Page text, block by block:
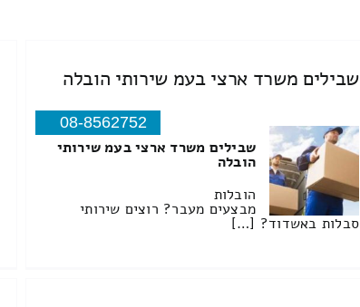
שבילים משרד ארצי בעמ שירותי הובלה
08-8562752
שבילים משרד ארצי בעמ שירותי
הובלה
הובלות
מבצעים מעבר? רוצים שירותי
סבלות באשדוד? […]